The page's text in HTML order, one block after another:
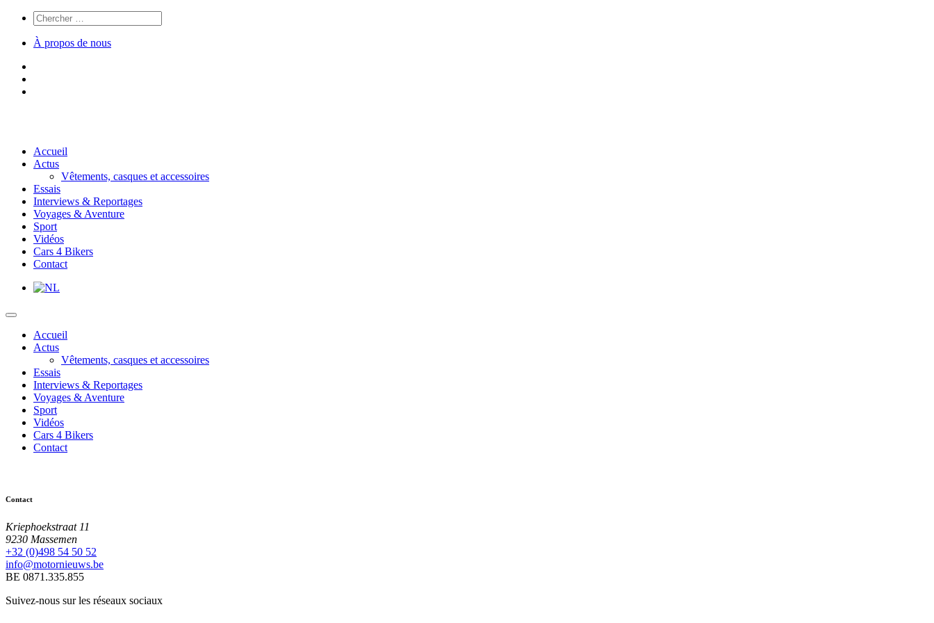
À propos de nous
Accueil
Actus
Vêtements, casques et accessoires
Essais
Interviews & Reportages
Voyages & Aventure
Sport
Vidéos
Cars 4 Bikers
Contact
Accueil
Actus
Vêtements, casques et accessoires
Essais
Interviews & Reportages
Voyages & Aventure
Sport
Vidéos
Cars 4 Bikers
Contact
Contact
Kriephoekstraat 11
9230 Massemen
+32 (0)498 54 50 52
info@motornieuws.be
BE 0871.335.855
Suivez-nous sur les réseaux sociaux